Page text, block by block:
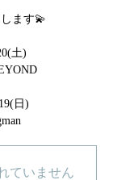
ます💫
土)
日)
ていません